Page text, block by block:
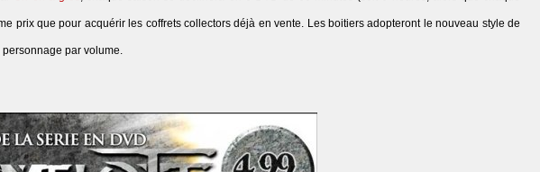
prix que pour acquérir les coffrets collectors déjà en vente. Les boitiers adopteront le nouveau style de
par volume.